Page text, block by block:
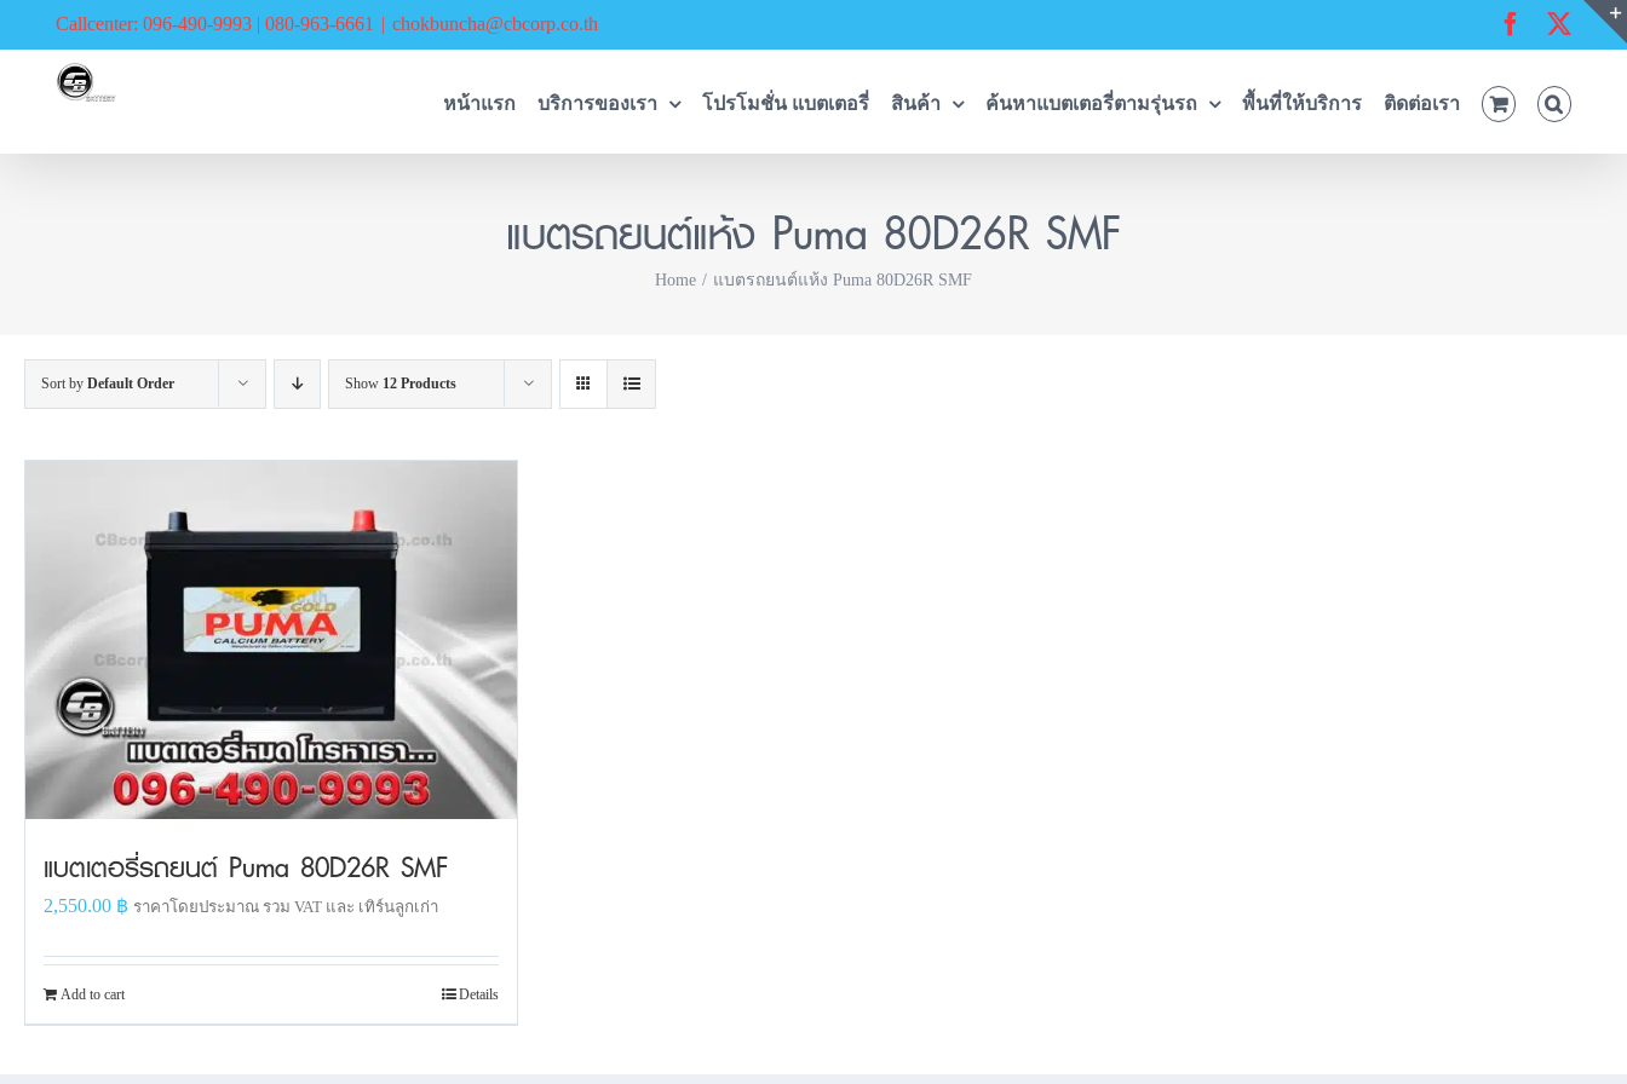
Callcenter: 096-490-9993 | 080-963-6661 | chokbuncha@cbcorp.co.th Facebook
หน้าแรก บริการของเรา โปรโมชั่น แบตเตอรี่ สินค้า ค้นหาแบตเตอรี่ตามรุ่นรถ พื้นที่ให้บริการ ติดต่อเรา
แบตรถยนต์แห้ง Puma 80D26R SMF
Home แบตรถยนต์แห้ง Puma 80D26R SMF
Sort by Default Order Show 12 Products
แบตเตอรี่รถยนต์ Puma 80D26R SMF
2,550.00 ฿ ราคาโดยประมาณ รวม VAT และ เทิร์นลูกเก่า
Add to cart Details